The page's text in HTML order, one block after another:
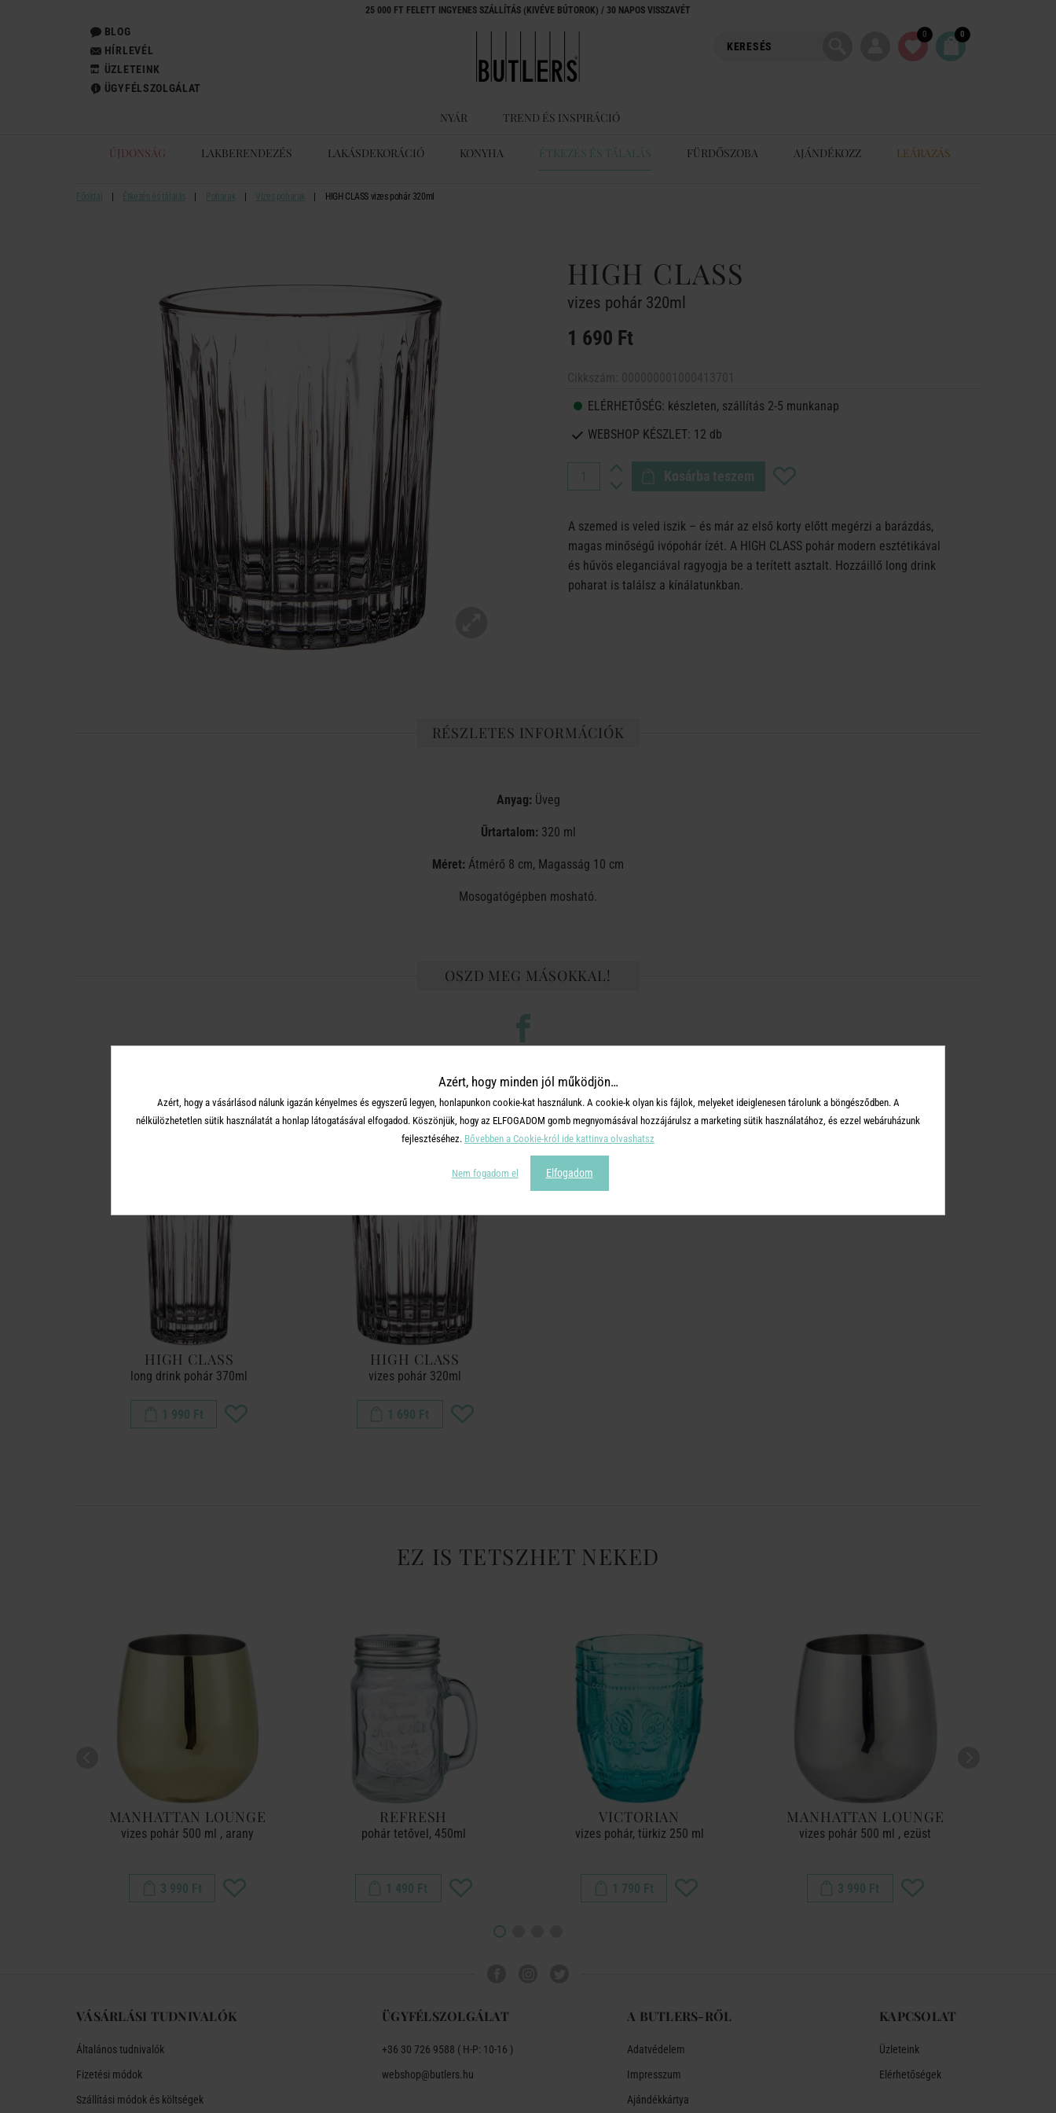
25 000 FT FELETT INGYENES SZÁLLÍTÁS (KIVÉVE BÚTOROK) / 30 NAPOS VISSZAVÉT
BLOG
HÍRLEVÉL
ÜZLETEINK
ÜGYFÉLSZOLGÁLAT
0 0
NYÁR TREND ÉS INSPIRÁCIÓ
ÚJDONSÁG LAKBERENDEZÉS LAKÁSDEKORÁCIÓ KONYHA ÉTKEZÉS ÉS TÁLALÁS FÜRDŐSZOBA AJÁNDÉKOZZ LEÁRAZÁS
Főoldal Étkezés és tálalás Poharak Vizes poharak HIGH CLASS vizes pohár 320ml
HIGH CLASS
vizes pohár 320ml
1 690 Ft
ELÉRHETŐSÉG: készleten, szállítás 2-5 munkanap
WEBSHOP KÉSZLET: 12 db
Kosárba teszem
A szemed is veled iszik – és már az első korty előtt megérzi a barázdás,
magas minőségű ivópohár ízét. A HIGH CLASS pohár modern esztétikával
és hűvös eleganciával ragyogja be a terített asztalt. Hozzáillő long drink
poharat is találsz a kínálatunkban.
RÉSZLETES INFORMÁCIÓK
Anyag:Üveg
Űrtartalom:320 ml
Méret: Átmérő 8 cm, Magasság 10 cm
Mosogatógépben mosható.
OSZD MEG MÁSOKKAL!
A TERMÉKCSALÁD TOVÁBBI TERMÉKEI
HIGH CLASS
long drink pohár 370ml
1 990 Ft
HIGH CLASS
vizes pohár 320ml
1 690 Ft
EZ IS TETSZHET NEKED
MANHATTAN LOUNGE
vizes pohár 500 ml , arany
3 990 Ft
REFRESH
pohár tetővel, 450ml
1 490 Ft
VICTORIAN
vizes pohár, türkiz 250 ml
1 790 Ft
MANHATTAN LOUNGE
vizes pohár 500 ml , ezüst
3 990 Ft
VÁSÁRLÁSI TUDNIVALÓK
Általános tudnivalók
Fizetési módok
Szállítási módok és költségek
ÜGYFÉLSZOLGÁLAT
+36 30 726 9588 ( H-P: 10-16 )
webshop@butlers.hu
A BUTLERS-RŐL
Adatvédelem
Impresszum
Ajándékkártya
KAPCSOLAT
Üzleteink
Elérhetőségek
Azért, hogy minden jól működjön…
Azért, hogy a vásárlásod nálunk igazán kényelmes és egyszerű legyen, honlapunkon cookie-kat használunk. A cookie-k olyan kis fájlok, melyeket ideiglenesen tárolunk a böngésződben. A
nélkülözhetetlen sütik használatát a honlap látogatásával elfogadod. Köszönjük, hogy az ELFOGADOM gomb megnyomásával hozzájárulsz a marketing sütik használatához, és ezzel webáruházunk
fejlesztéséhez. Bővebben a Cookie-król ide kattinva olvashatsz
Nem fogadom el Elfogadom